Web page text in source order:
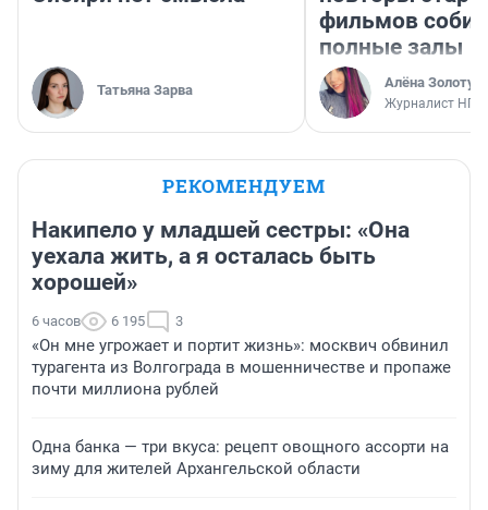
Татьяна Зарва
фильмов
полные залы
Алёна
Журналист НГС
РЕКОМЕНДУЕМ
Накипело у младшей сестры: «Она
уехала жить, а я осталась быть
хорошей»
6 часов 6 195 3
«Он мне угрожает и портит жизнь»: москвич обвинил
турагента из Волгограда в мошенничестве и пропаже
почти миллиона рублей
Одна банка — три вкуса: рецепт овощного ассорти на
зиму для жителей Архангельской области